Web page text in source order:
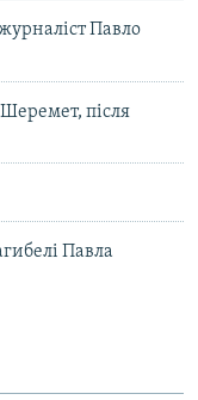
Павло
після
Павла